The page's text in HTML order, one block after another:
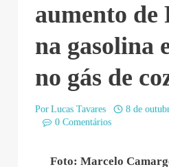
aumento de
na gasolina
no gás de
Por Lucas Tavares
8 de
0 Comentários
Foto: Marcelo